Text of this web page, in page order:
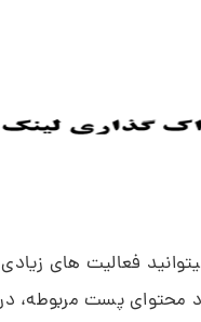
فعالیت های
محتوای پست مربوطه،